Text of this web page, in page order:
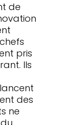
de
pris
Ils
des
ne